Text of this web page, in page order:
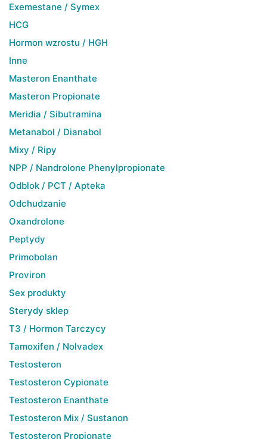
Exemestane / Symex
HCG
Hormon wzrostu / HGH
Inne
Masteron Enanthate
Masteron Propionate
Meridia / Sibutramina
Metanabol / Dianabol
Mixy / Ripy
NPP / Nandrolone Phenylpropionate
Odblok / PCT / Apteka
Odchudzanie
Oxandrolone
Peptydy
Primobolan
Proviron
Sex produkty
Sterydy sklep
T3 / Hormon Tarczycy
Tamoxifen / Nolvadex
Testosteron
Testosteron Cypionate
Testosteron Enanthate
Testosteron Mix / Sustanon
Testosteron Propionate